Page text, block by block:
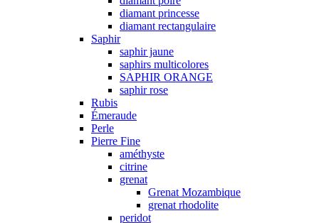
diamant princesse
diamant rectangulaire
Saphir
saphir jaune
saphirs multicolores
SAPHIR ORANGE
saphir rose
Rubis
Émeraude
Perle
Pierre Fine
améthyste
citrine
grenat
Grenat Mozambique
grenat rhodolite
peridot